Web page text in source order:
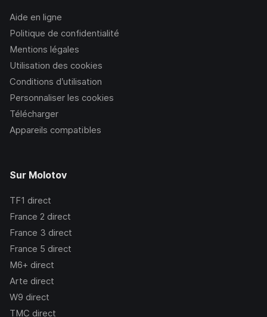
Aide en ligne
Politique de confidentialité
Mentions légales
Utilisation des cookies
Conditions d’utilisation
Personnaliser les cookies
Télécharger
Appareils compatibles
Sur Molotov
TF1 direct
France 2 direct
France 3 direct
France 5 direct
M6+ direct
Arte direct
W9 direct
TMC direct